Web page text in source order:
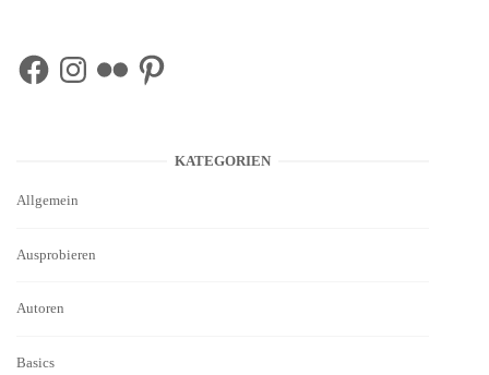
FacebookInstagram
Flickr Pinterest
KATEGORIEN
Allgemein
Ausprobieren
Autoren
Basics